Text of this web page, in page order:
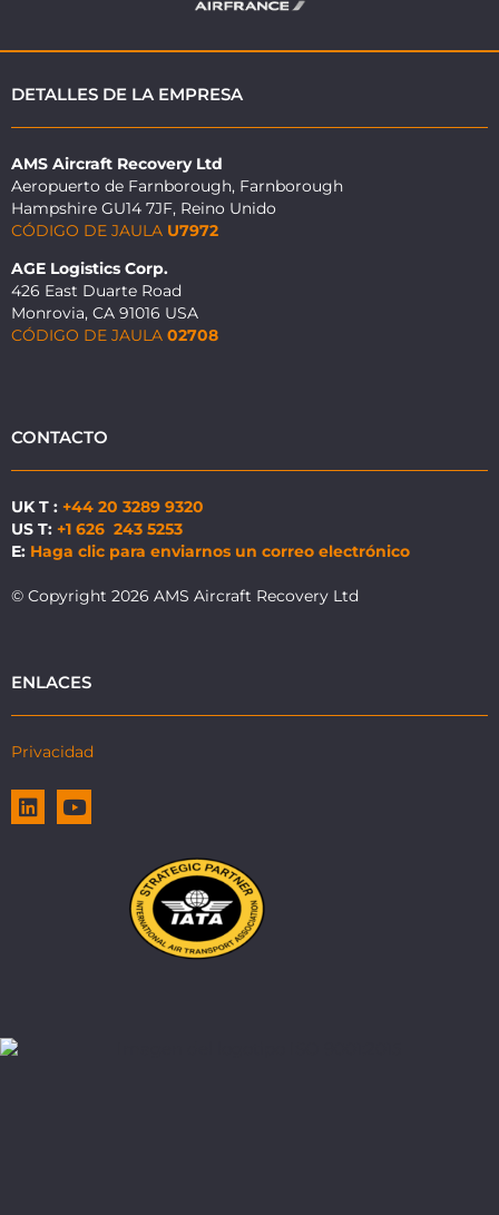
DETALLES DE LA EMPRESA
AMS Aircraft Recovery Ltd
Aeropuerto de Farnborough, Farnborough
Hampshire GU14 7JF, Reino Unido
CÓDIGO DE JAULA U7972
AGE Logistics Corp.
426 East Duarte Road
Monrovia, CA 91016 USA
CÓDIGO DE JAULA 02708
CONTACTO
UK T : +44 20 3289 9320
US T: +1 626 243 5253
E: Haga clic para enviarnos un correo electrónico
© Copyright 2026 AMS Aircraft Recovery Ltd
ENLACES
Privacidad